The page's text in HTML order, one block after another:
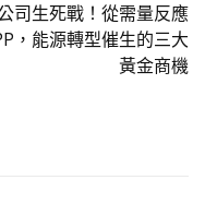
司生死戰！從需量反應
，能源轉型催生的三大
黃金商機